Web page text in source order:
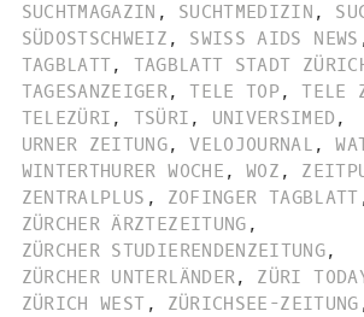
SUCHTMAGAZIN , SUCHTMEDIZIN ,
SÜDOSTSCHWEIZ , SWISS AIDS NEWS
TAGBLATT, TAGBLATT STADT
TAGESANZEIGER, TELE TOP, TELE
TELEZÜRI , TSÜRI , UNIVERSIMED ,
URNER ZEITUNG, VELOJOURNAL ,
WINTERTHURER WOCHE , WOZ ,
ZENTRALPLUS , ZOFINGER TAGBLATT
ZÜRCHER ÄRZTEZEITUNG ,
ZÜRCHER STUDIERENDENZEITUNG,
ZÜRCHER UNTERLÄNDER, ZÜRI
ZÜRICH WEST , ZÜRICHSEE-ZEITUNG